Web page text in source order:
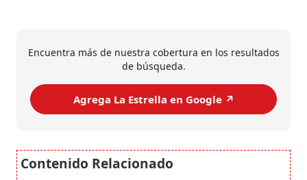
Encuentra más de nuestra cobertura en los resultados
de búsqueda.
Agrega La Estrella en Google ↗️